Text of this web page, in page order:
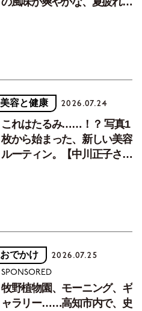
美容と健康 2026.07.24
これはたるみ……！？ 写真1
枚から始まった、新しい美容
ルーティン。【中川正子さん
おでかけ 2026.07.25
SPONSORED
牧野植物園、モーニング、ギ
ャラリー……高知市内で、史